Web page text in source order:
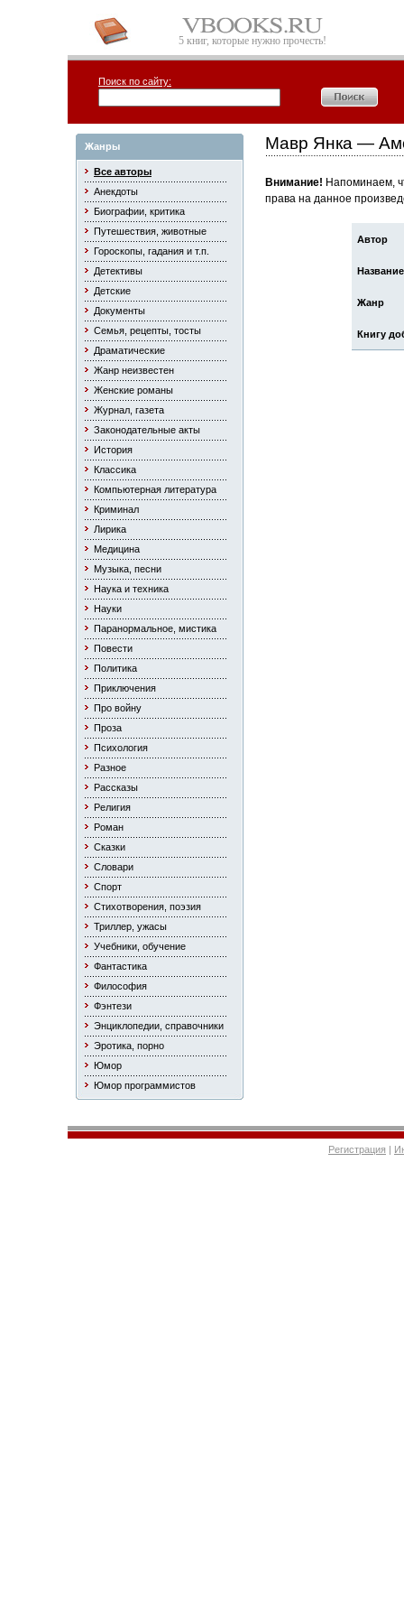
5 книг, которые нужно прочесть!
Поиск по сайту:
Жанры
Все авторы
Анекдоты
Биографии, критика
Путешествия, животные
Гороскопы, гадания и т.п.
Детективы
Детские
Документы
Семья, рецепты, тосты
Драматические
Жанр неизвестен
Женские романы
Журнал, газета
Законодательные акты
История
Классика
Компьютерная литература
Криминал
Лирика
Медицина
Музыка, песни
Наука и техника
Науки
Паранормальное, мистика
Повести
Политика
Приключения
Про войну
Проза
Психология
Разное
Рассказы
Религия
Роман
Сказки
Словари
Спорт
Стихотворения, поэзия
Триллер, ужасы
Учебники, обучение
Фантастика
Философия
Фэнтези
Энциклопедии, справочники
Эротика, порно
Юмор
Юмор программистов
Мавр Янка —
Внимание! Напоминаем,
права на данное
Автор
Название
Жанр
Книгу
Регистрация |